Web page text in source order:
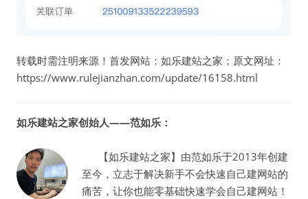
转载时需注明来源！首发网站：如乐建站之家；原文网址：
https://www.rulejianzhan.com/update/16158.html
如乐建站之家创始人——范如乐：
【如乐建站之家】由范如乐于2013年创建
至今，立志于解决新手不会快速自己建网站的
痛苦，让你也能零基础快速学会自己建网站！